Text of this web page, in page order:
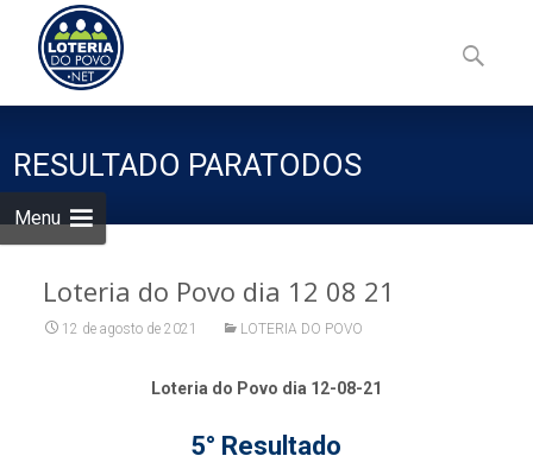
Menu
to
content
por:
RESULTADO PARATODOS
Loteria do Povo dia 12 08 21
12 de agosto de 2021 LOTERIA DO POVO
Loteria do Povo dia 12-08-21
5° Resultado